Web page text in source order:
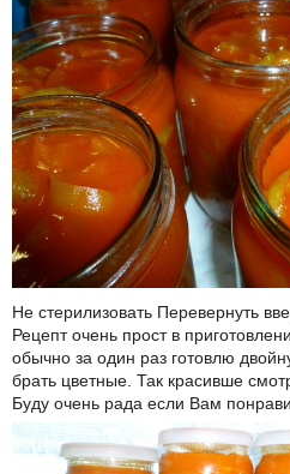
Не стерилизовать Перевернуть
Рецепт очень прост в
обычно за один раз готовлю
брать цветные. Так красивше
Буду очень рада если Вам